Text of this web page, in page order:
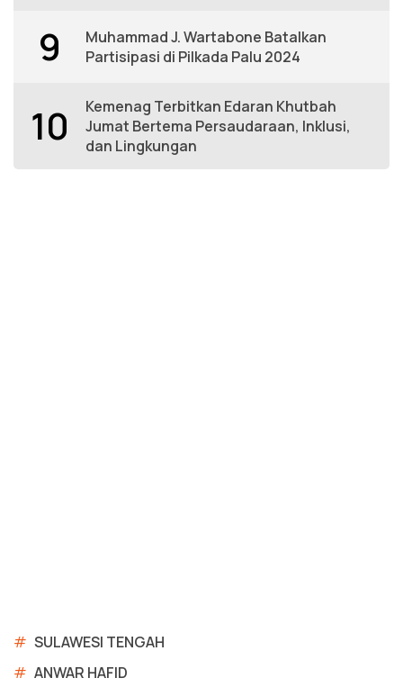
9
Muhammad J. Wartabone Batalkan
Partisipasi di Pilkada Palu 2024
10
Kemenag Terbitkan Edaran Khutbah
Jumat Bertema Persaudaraan, Inklusi,
dan Lingkungan
# SULAWESI TENGAH
# ANWAR HAFID